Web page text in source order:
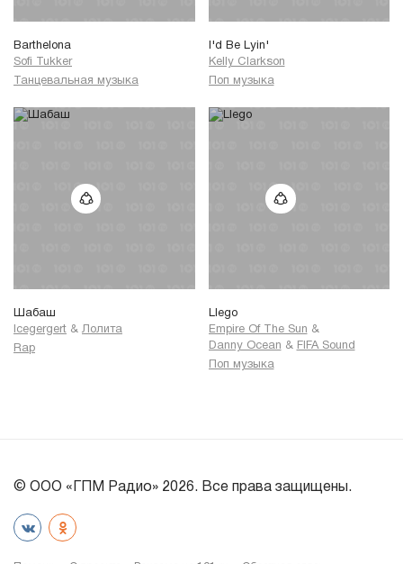
Barthelona
Sofi Tukker
Танцевальная музыка
I'd Be Lyin'
Kelly Clarkson
Поп музыка
Шабаш
Icegergert & Лолита
Rap
Llego
Empire Of The Sun &
Danny Ocean & FIFA Sound
Поп музыка
© ООО «ГПМ Радио» 2026. Все права защищены.